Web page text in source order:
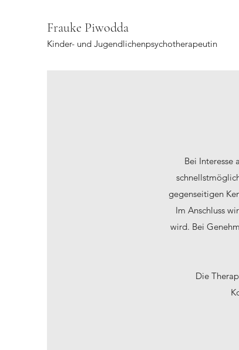
Frauke Piwodda
Kinder- und Jugendlichenpsychotherapeutin
Bei Interesse
gegenseitigen
Im Anschluss
wird. Bei
Die